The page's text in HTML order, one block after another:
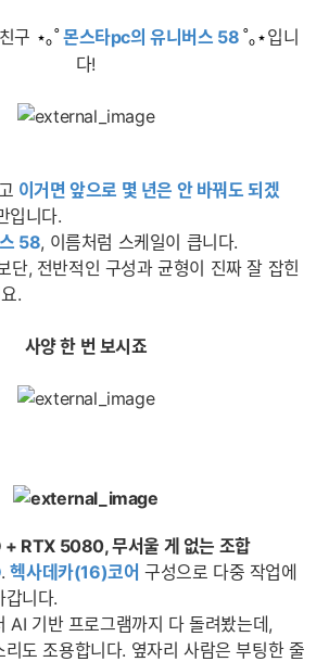
구 ⋆｡˚몬스타pc의 유니버스 58 ˚｡⋆입니
다!
이거면 앞으로 몇 년은 안 바꿔도 되겠
입니다.
58, 이름처럼 스케일이 큽니다.
단, 전반적인 구성과 균형이 진짜 잘 잡힌
.
사양 한 번 보시죠
RTX 5080, 무서울 게 없는 조합
.헥사데카(16)코어 구성으로 다중 작업에
갑니다.
AI 기반 프로그램까지 다 돌려봤는데,
도 조용합니다. 옆자리 사람은 부팅한 줄